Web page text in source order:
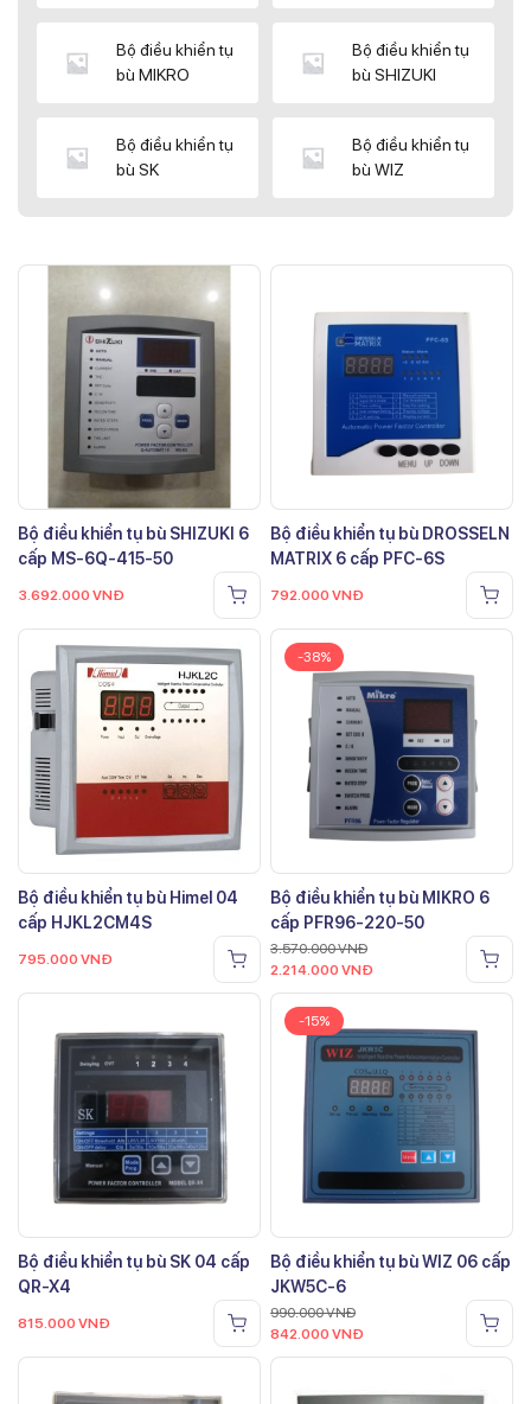
Bộ điều khiển tụ
bù MIKRO
Bộ điều khiển tụ
bù SHIZUKI
Bộ điều khiển tụ
bù SK
Bộ điều khiển tụ
bù WIZ
Bộ điều khiển tụ bù SHIZUKI 6
cấp MS-6Q-415-50
3.692.000 VNĐ
Bộ điều khiển tụ bù DROSSELN
MATRIX 6 cấp PFC-6S
792.000 VNĐ
Bộ điều khiển tụ bù Himel 04
cấp HJKL2CM4S
795.000 VNĐ
-38%
Bộ điều khiển tụ bù MIKRO 6
cấp PFR96-220-50
3.570.000VNĐ
2.214.000 VNĐ
Bộ điều khiển tụ bù SK 04 cấp
QR-X4
815.000 VNĐ
-15%
Bộ điều khiển tụ bù WIZ 06 cấp
JKW5C-6
990.000VNĐ
842.000 VNĐ